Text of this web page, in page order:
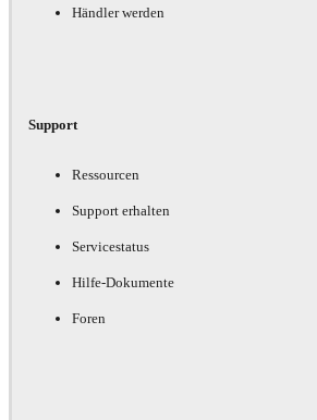
Händler werden
Support
Ressourcen
Support erhalten
Servicestatus
Hilfe-Dokumente
Foren